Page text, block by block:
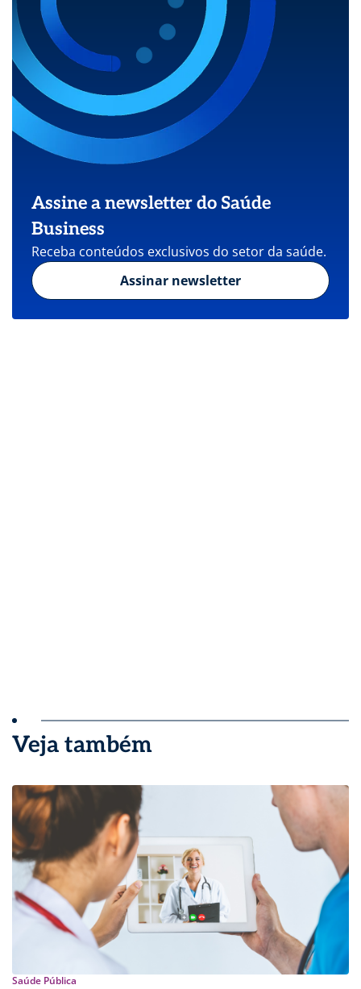
Assine a newsletter do Saúde
Business
Receba conteúdos exclusivos do setor da saúde.
Assinar newsletter
Veja também
Saúde Pública